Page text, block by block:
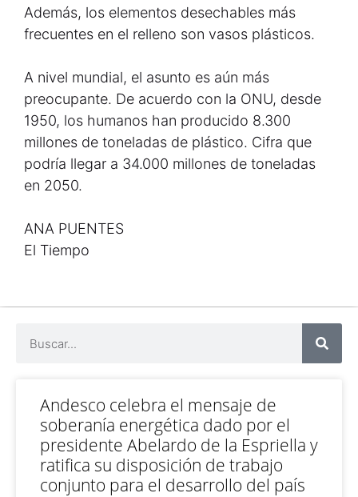
Además, los elementos desechables más
frecuentes en el relleno son vasos plásticos.
A nivel mundial, el asunto es aún más
preocupante. De acuerdo con la ONU, desde
1950, los humanos han producido 8.300
millones de toneladas de plástico. Cifra que
podría llegar a 34.000 millones de toneladas
en 2050.
ANA PUENTES
El Tiempo
Andesco celebra el mensaje de
soberanía energética dado por el
presidente Abelardo de la Espriella y
ratifica su disposición de trabajo
conjunto para el desarrollo del país